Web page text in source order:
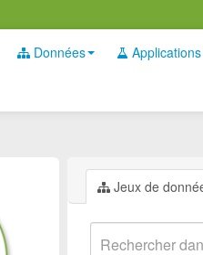
Données Applications
Jeux de